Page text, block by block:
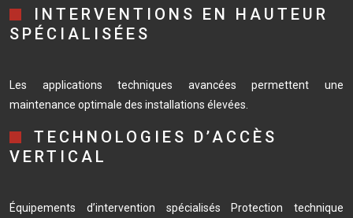
INTERVENTIONS EN HAUTEUR
SPÉCIALISÉES
Les applications techniques avancées permettent une
maintenance optimale des installations élevées.
TECHNOLOGIES D’ACCÈS
VERTICAL
Équipements d’intervention spécialisés Protection technique